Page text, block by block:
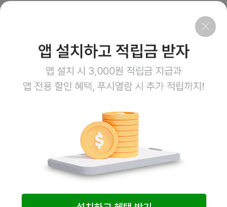
주식회사 엠오유통 사업자정보
평일 08:00~17:00
토요일 08:00~12:00